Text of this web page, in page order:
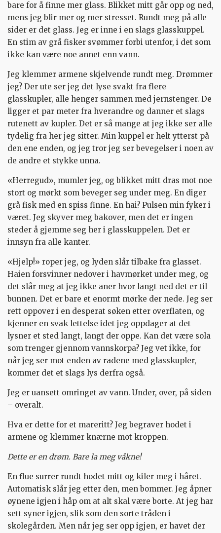
bare for å finne mer glass. Blikket mitt går opp og ned,
mens jeg blir mer og mer stresset. Rundt meg på alle
sider er det glass. Jeg er inne i en slags glasskuppel.
En stim av grå fisker svømmer forbi utenfor, i det som
ikke kan være noe annet enn vann.
Jeg klemmer armene skjelvende rundt meg. Drømmer
jeg? Der ute ser jeg det lyse svakt fra flere
glasskupler, alle henger sammen med jernstenger. De
ligger et par meter fra hverandre og danner et slags
rutenett av kupler. Det er så mange at jeg ikke ser alle
tydelig fra her jeg sitter. Min kuppel er helt ytterst på
den ene enden, og jeg tror jeg ser bevegelser i noen av
de andre et stykke unna.
«Herregud», mumler jeg, og blikket mitt dras mot noe
stort og mørkt som beveger seg under meg. En diger
grå fisk med en spiss finne. En hai? Pulsen min fyker i
været. Jeg skyver meg bakover, men det er ingen
steder å gjemme seg her i glasskuppelen. Det er
innsyn fra alle kanter.
«Hjelp!» roper jeg, og lyden slår tilbake fra glasset.
Haien forsvinner nedover i havmørket under meg, og
det slår meg at jeg ikke aner hvor langt ned det er til
bunnen. Det er bare et enormt mørke der nede. Jeg ser
rett oppover i en desperat søken etter overflaten, og
kjenner en svak lettelse idet jeg oppdager at det
lysner et sted langt, langt der oppe. Kan det være sola
som trenger gjennom vannskorpa? Jeg vet ikke, for
når jeg ser mot enden av radene med glasskupler,
kommer det et slags lys derfra også.
Jeg er uansett omringet av vann. Under, over, på siden
– overalt.
Hva er dette for et mareritt? Jeg begraver hodet i
armene og klemmer knærne mot kroppen.
Dette er en drøm. Bare la meg våkne!
En flue surrer rundt hodet mitt og kiler meg i håret.
Automatisk slår jeg etter den, men bommer. Jeg åpner
øynene igjen i håp om at alt skal være borte. At jeg har
sett syner igjen, slik som den sorte tråden i
skolegården. Men når jeg ser opp igjen, er havet der